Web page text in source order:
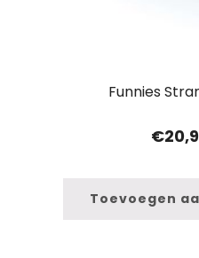
Funnies
€
Toevoegen